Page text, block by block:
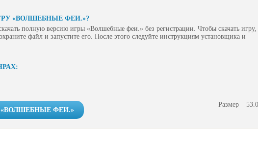
«ВОЛШЕБНЫЕ ФЕИ.»?
полную версию игры «Волшебные феи.» без регистрации. Чтобы скачать игру,
файл и запустите его. После этого следуйте инструкциям установщика и
«ВОЛШЕБНЫЕ ФЕИ.»
Размер –